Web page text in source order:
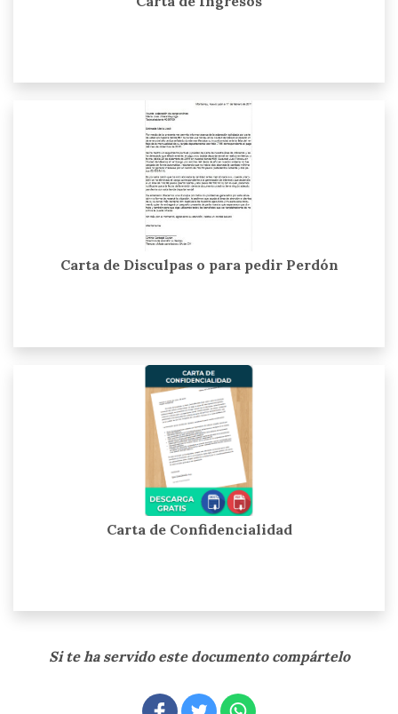
Carta de Disculpas o para pedir Perdón
Carta de Confidencialidad
Si te ha servido este documento compártelo